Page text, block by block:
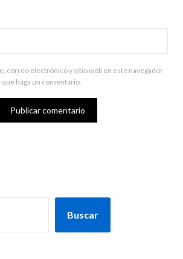
correo electrónico y sitio web en este navegador
que haga un comentario.
Buscar